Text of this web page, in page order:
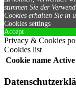
stimmen Sie der
Cookies erhalten Sie in
Cookies settings
Accept
Privacy & Cookies
Cookies list
Cookie name Active